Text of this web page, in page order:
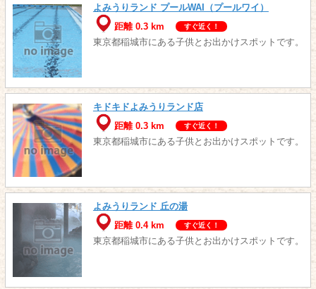
よみうりランド プールWAI（プールワイ）
距離 0.3 km
すぐ近く！
東京都稲城市にある子供とお出かけスポットです。
キドキドよみうりランド店
距離 0.3 km
すぐ近く！
東京都稲城市にある子供とお出かけスポットです。
よみうりランド 丘の湯
距離 0.4 km
すぐ近く！
東京都稲城市にある子供とお出かけスポットです。